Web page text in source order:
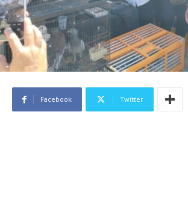
Facebook Twitter